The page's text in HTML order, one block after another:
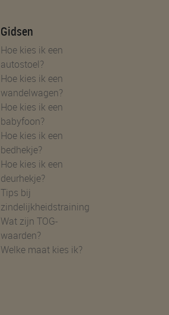
Gidsen
Hoe kies ik een
autostoel?
Hoe kies ik een
wandelwagen?
Hoe kies ik een
babyfoon?
Hoe kies ik een
bedhekje?
Hoe kies ik een
deurhekje?
Tips bij
zindelijkheidstraining
Wat zijn TOG-
waarden?
Welke maat kies ik?